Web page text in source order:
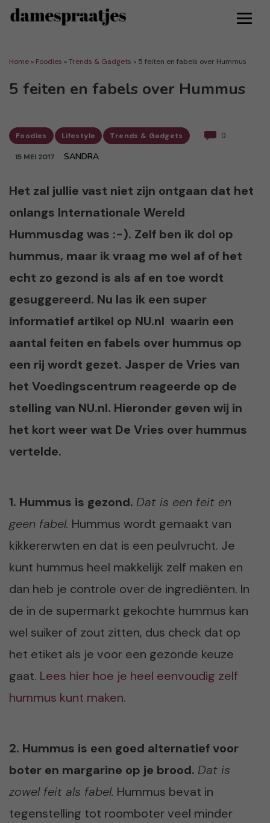
Home » Foodies »Trends & Gadgets » 5 feiten en fabels over Hummus
5 feiten en fabels over Hummus
Foodies Lifestyle Trends & Gadgets 0
15 MEI 2017 SANDRA
Het zal jullie vast niet zijn ontgaan dat het
onlangs Internationale Wereld
Hummusdag was :-). Zelf ben ik dol op
hummus, maar ik vraag me wel af of het
echt zo gezond is als af en toe wordt
gesuggereerd. Nu las ik een super
informatief artikel op NU.nl waarin een
aantal feiten en fabels over hummus op
een rij wordt gezet. Jasper de Vries van
het Voedingscentrum reageerde op de
stelling van NU.nl. Hieronder geven wij in
het kort weer wat De Vries over hummus
vertelde.
1. Hummus is gezond. Dat is een feit en
geen fabel. Hummus wordt gemaakt van
kikkererwten en dat is een peulvrucht. Je
kunt hummus heel makkelijk zelf maken en
dan heb je controle over de ingrediënten. In
de in de supermarkt gekochte hummus kan
wel suiker of zout zitten, dus check dat op
het etiket als je voor een gezonde keuze
gaat. Lees hier hoe je heel eenvoudig zelf
hummus kunt maken.
2. Hummus is een goed alternatief voor
boter en margarine op je brood. Dat is
zowel feit als fabel. Hummus bevat in
tegenstelling tot roomboter veel minder